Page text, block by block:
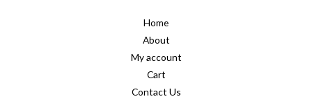
Home
About
My account
Cart
Contact Us